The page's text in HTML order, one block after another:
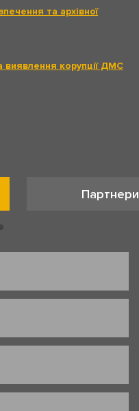
та архівної
виявлення корупції ДМС
Партнери